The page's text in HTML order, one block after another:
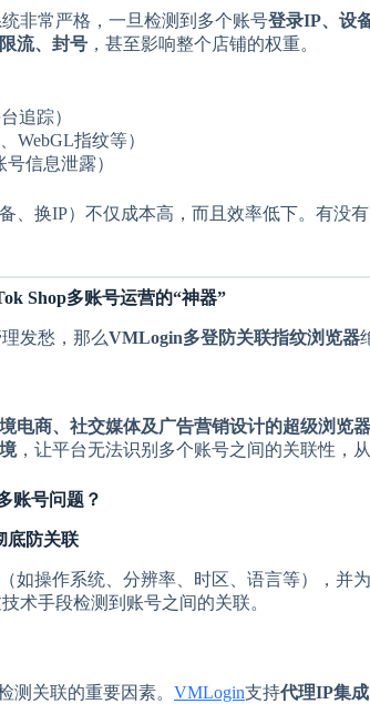
非常严格，一旦检测到多个账号登录IP、设
限流、封号 ，甚至影响整个店铺的权重。
追踪）
WebGL指纹等）
号信息泄露）
、换IP）不仅成本高，而且效率低下。有没
Shop多账号运营的“神器”
发愁，那么VMLogin多登防关联指纹浏览器
电商、社交媒体及广告营销设计的超级浏览器
，让平台无法识别多个账号之间的关联性，
账号问题？
底防关联
如操作系统、分辨率、时区、语言等），并
术手段检测到账号之间的关联。
测关联的重要因素。 VMLogin支持代理IP集成